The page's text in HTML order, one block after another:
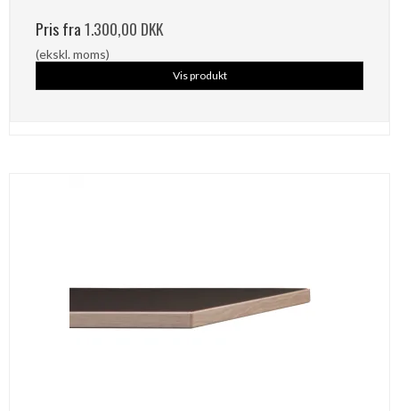
Pris fra1.300,00 DKK
(ekskl. moms)
Vis produkt